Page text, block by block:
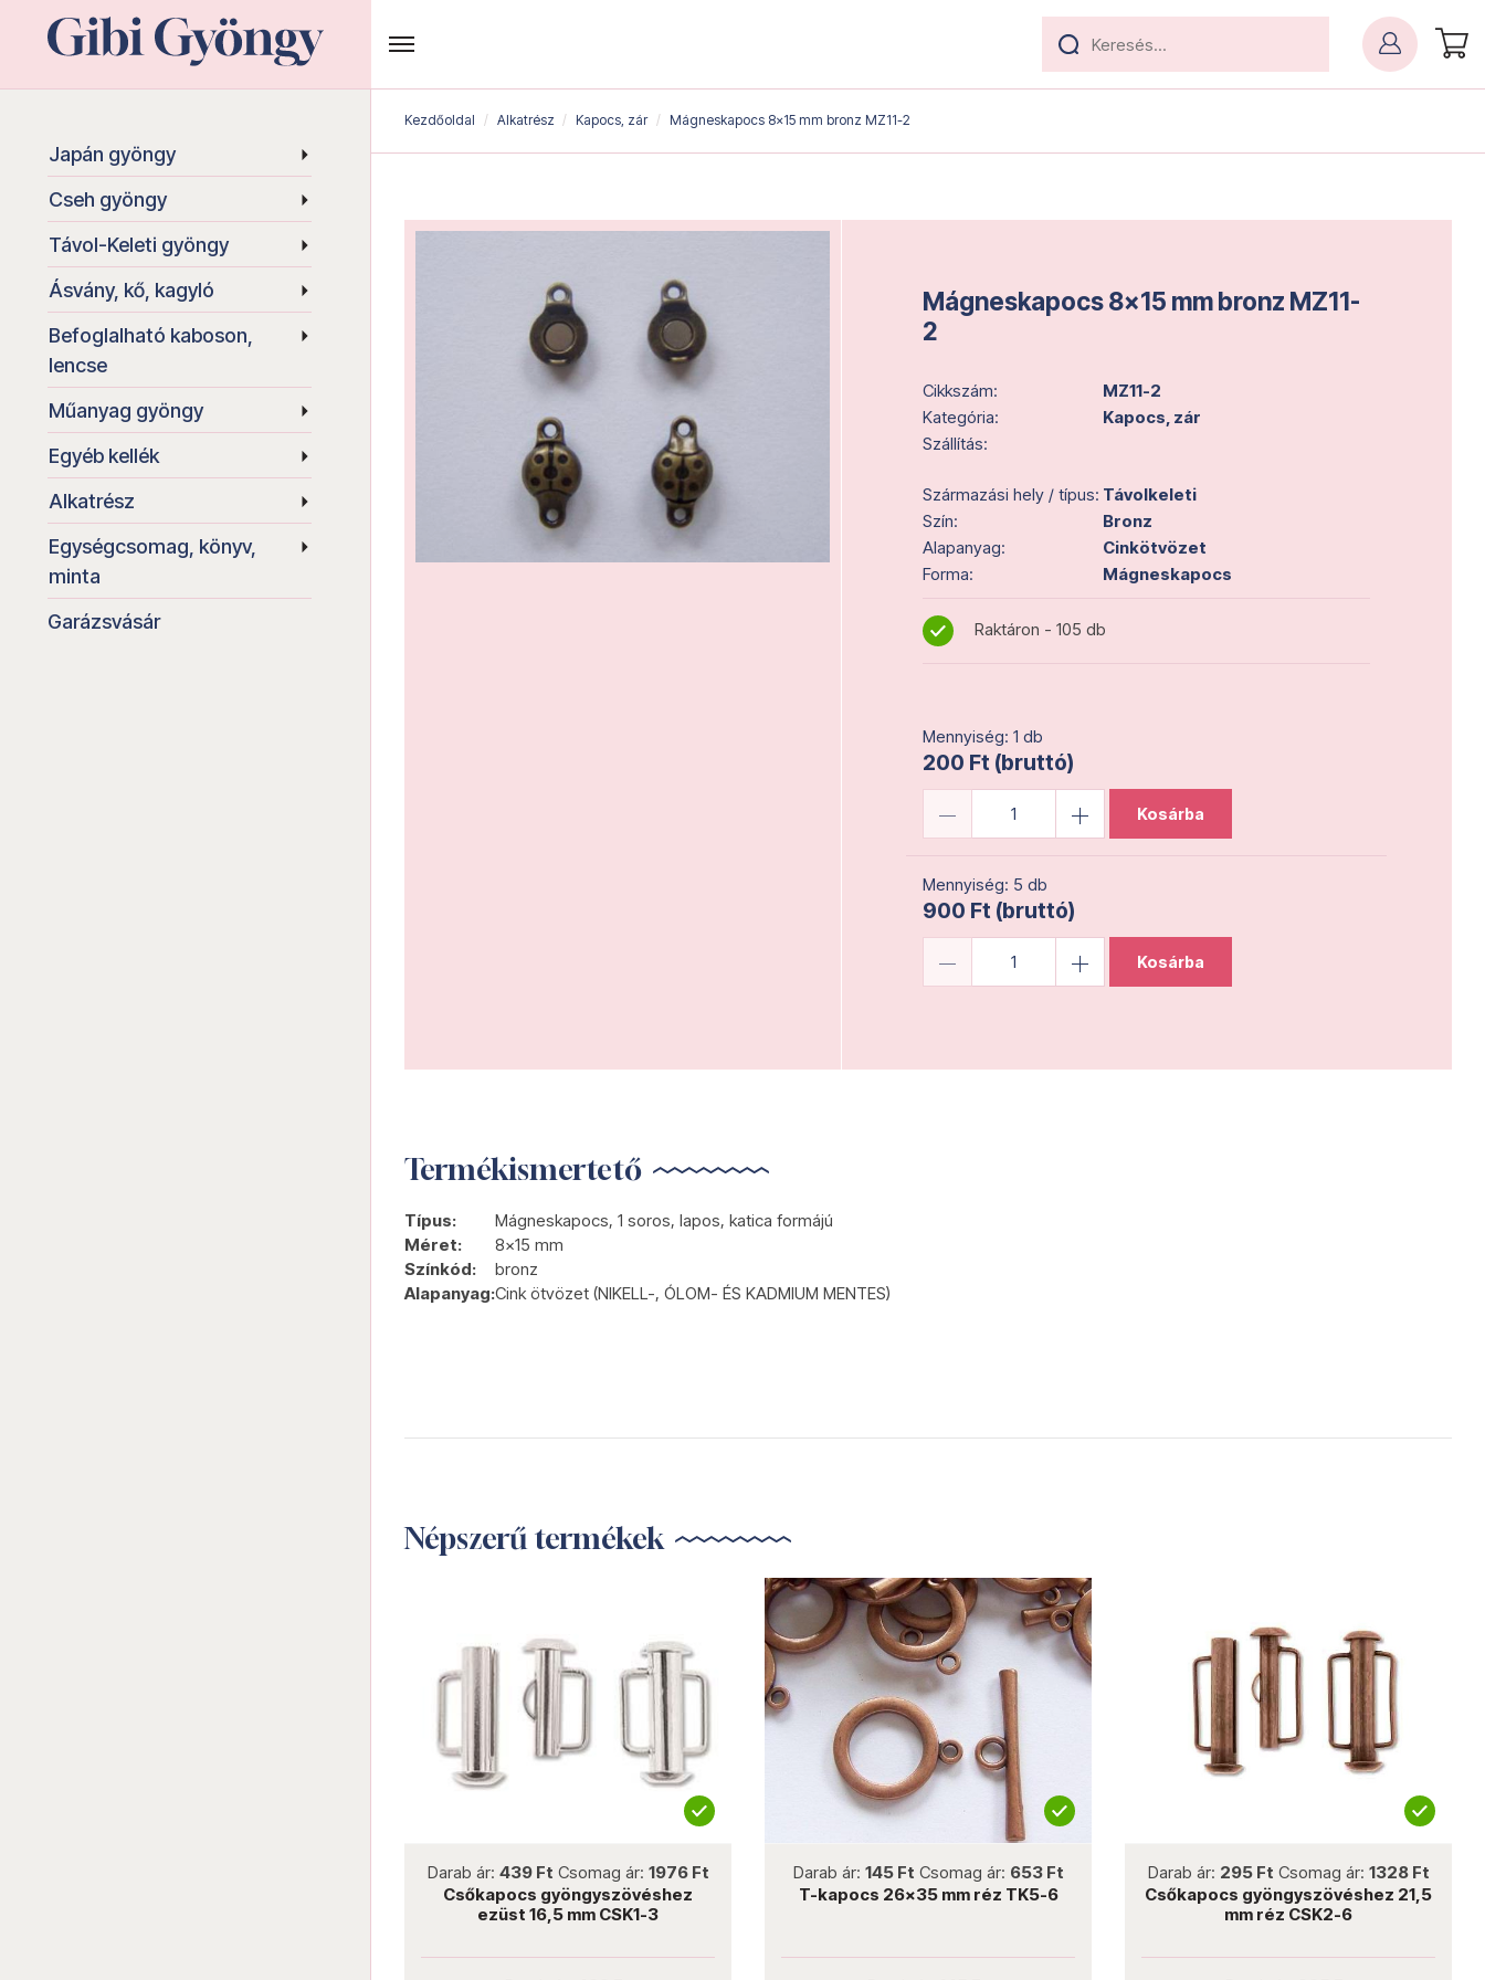
Japán gyöngy
Cseh gyöngy
Távol-Keleti gyöngy
Ásvány, kő, kagyló
Befoglalható kaboson,
lencse
Műanyag gyöngy
Egyéb kellék
Alkatrész
Egységcsomag, könyv,
minta
Garázsvásár
Kezdőoldal Alkatrész Kapocs, zár Mágneskapocs 8x15 mm bronz MZ11-2
Mágneskapocs 8x15 mm bronz MZ11-
2
Cikkszám:
MZ11-2
Kategória:
Kapocs, zár
Szállítás:
Származási hely / típus: Távolkeleti
Szín:
Bronz
Alapanyag:
Cinkötvözet
Forma:
Mágneskapocs
Raktáron - 105 db
Mennyiség: 1 db
200 Ft (bruttó)
Kosárba
Mennyiség: 5 db
900 Ft (bruttó)
Kosárba
Termékismertető
Típus:
Mágneskapocs, 1 soros, lapos, katica formájú
Méret:
8x15 mm
Színkód:
bronz
Alapanyag:Cink ötvözet (NIKELL-, ÓLOM- ÉS KADMIUM MENTES)
Népszerű termékek
Darab ár: 439 Ft Csomag ár: 1976 Ft
Csőkapocs gyöngyszövéshez
ezüst 16,5 mm CSK1-3
Darab ár: 145 Ft Csomag ár: 653 Ft
T-kapocs 26x35 mm réz TK5-6
Darab ár: 295 Ft Csomag ár: 1328 Ft
Csőkapocs gyöngyszövéshez 21,5
mm réz CSK2-6